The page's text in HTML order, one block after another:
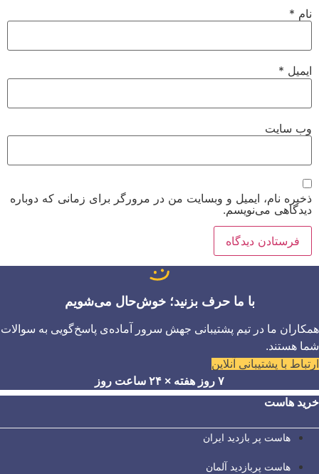
نام *
ایمیل *
وب‌ سایت
ذخیره نام، ایمیل و وبسایت من در مرورگر برای زمانی که دوباره
دیدگاهی می‌نویسم.
با ما حرف بزنید؛ خوش‌حال می‌شویم
همکاران ما در تیم پشتیبانی جهش سرور آماده‌ی پاسخ‌گویی به سوالات
شما هستند.
ارتباط با پشتیبانی آنلاین
۷ روز هفته × ۲۴ ساعت روز
خرید هاست
هاست پر بازدید ایران
هاست پربازدید آلمان